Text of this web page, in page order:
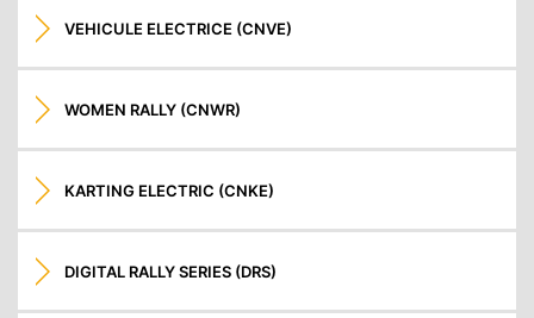
VEHICULE ELECTRICE (CNVE)
WOMEN RALLY (CNWR)
KARTING ELECTRIC (CNKE)
DIGITAL RALLY SERIES (DRS)